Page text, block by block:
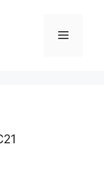
Menu